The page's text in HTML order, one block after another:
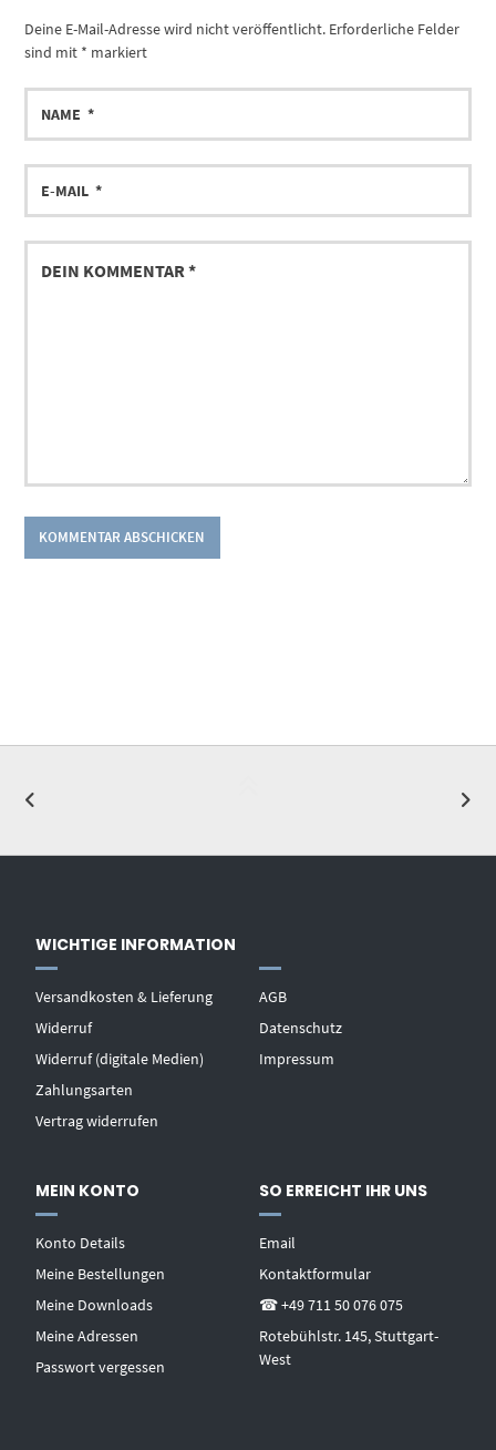
Deine E-Mail-Adresse wird nicht veröffentlicht. Erforderliche Felder
sind mit * markiert
NAME
E-
MAIL
DEIN
KOMMENTAR
WICHTIGE INFORMATION
Versandkosten & Lieferung
Widerruf
Widerruf (digitale Medien)
Zahlungsarten
Vertrag widerrufen
AGB
Datenschutz
Impressum
MEIN KONTO
Konto Details
Meine Bestellungen
Meine Downloads
Meine Adressen
Passwort vergessen
SO ERREICHT IHR UNS
Email
Kontaktformular
☎ +49 711 50 076 075
Rotebühlstr. 145, Stuttgart-
West